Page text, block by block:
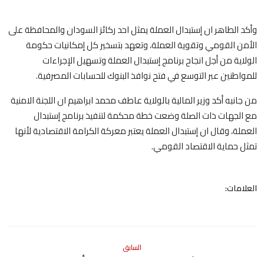
وأكد الطاهر ان إستبدال العملة يمثل احد ركائز السودان والمحافظة على
الأمن القومي وتقوية العملة، وتعهد بتسخير كل إمكانيات حكومة
الولاية من أجل انجاح برنامج إستبدال العملة وتسهيل الإجراءات
للمواطنين عبر التوسع في فتح نوافذ البنوك للحسابات المصرفية.
من جانبه أكد وزير المالية بالولاية عاطف محمد ابراهيم ان اللجنة الامنية
مع الجهات ذات الصلة وضعت خطة محكمة لتنفيذ برنامج إستبدال
العملة، وقال ان إستبدال العملة يعتبر معركة الكرامة الاقتصادية لأنها
تمثل حماية الاقتصاد القومي.
العلامات:
السابق